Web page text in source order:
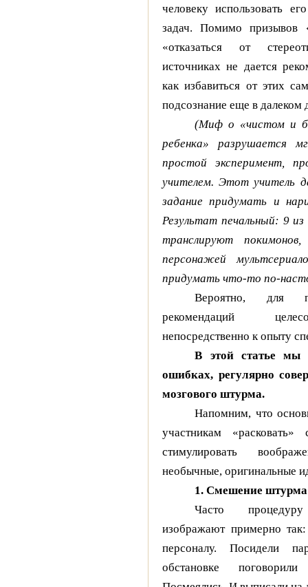
человеку использовать
задач. Помимо призывов
«отказаться от
источниках не дается
как избавиться от этих
подсознание еще в далеком
(Миф о «чистом и
ребенка» разрушается
простой эксперимент,
учителем. Этот учитель
задание придумать и
Результат печальный: 9
транслируют
персонажей
придумать что-то по-
Вероятно, для
рекомендаций
непосредственно к опыту
В этой статье мы
ошибках, регулярно
мозгового штурма.
Напомним, что
участникам
стимулировать
необычные, оригинальные
1. Смешение
Часто
изображают примерно
персоналу. Посидели
обстановке